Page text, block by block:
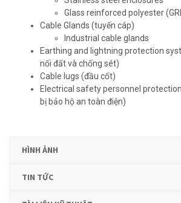
Glass reinforced polyester
Cable Glands (tuyến cáp)
Industrial cable glands
Earthing and lightning protection
nối đất và chống sét)
Cable lugs (đầu cốt)
Electrical safety personnel
bị bảo hộ an toàn điện)
HÌNH ẢNH
TIN TỨC